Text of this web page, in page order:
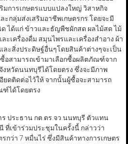
มการเกษตรแบบแปลงใหญ่ วิสาหกิจ
กลุ่มส่งเสริมอาชีพเกษตรกร โดยจะมี
ได้แก่ ข้าวและธัญพืชผักสด ผลไม้สด ไม้
ะเครื่องดื่ม สมุนไพรและเครื่องสำอาง ผ้า
ละสิ่งประดิษฐ์อื่นๆโดยสินค้าต่างๆจะเป็น
อสามารถเข้ามาเลือกซื้อผลิตภัณฑ์จาก
งหวัดนนทบุรีได้โดยตรง ซึ่งจะมีภาพ
ยดติดต่อไว้ให้ จากนั้นผู้ซื้อจะสามารถ
ฑ์ได้โดยตรง
ประธาน กต.ตร.จว.นนทบุรี ตัวแทน
ที่เข้าร่วมประชุมในครั้งนี้ กล่าวว่า
กว่า 7 หมื่นไร่ ซึ่งมีสินค้าทางการเกษตร